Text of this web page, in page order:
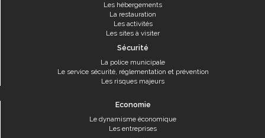
Les hébergements
La restauration
Les activités
Les sites à visiter
Sécurité
La police municipale
Le service sécurité, réglementation et prévention
Les risques majeurs
Economie
Le dynamisme économique
Les entreprises